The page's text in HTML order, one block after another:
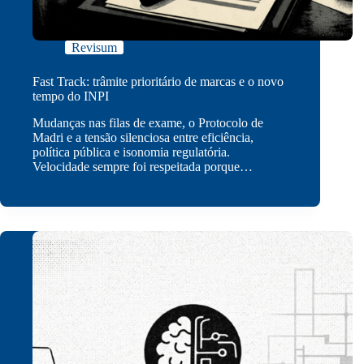
Revisum
Fast Track: trâmite prioritário de marcas e o novo
tempo do INPI
Mudanças nas filas de exame, o Protocolo de
Madri e a tensão silenciosa entre eficiência,
política pública e isonomia regulatória.
Velocidade sempre foi respeitada porque…